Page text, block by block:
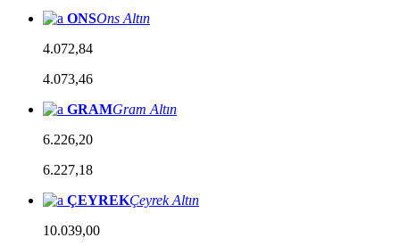
ONSOns Altın
4.072,84
4.073,46
GRAMGram Altın
6.226,20
6.227,18
ÇEYREKÇeyrek Altın
10.039,00